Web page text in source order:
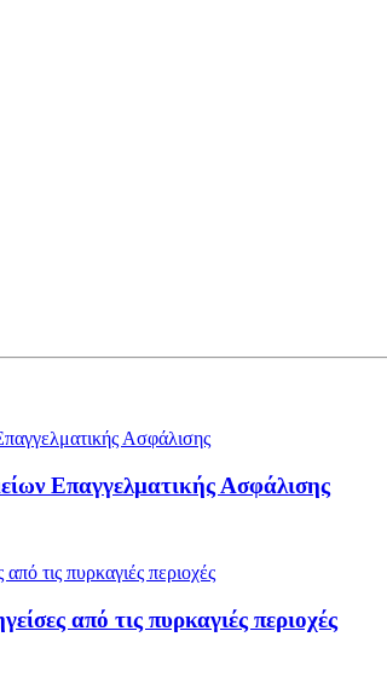
Επαγγελματικής Ασφάλισης
από τις πυρκαγιές περιοχές